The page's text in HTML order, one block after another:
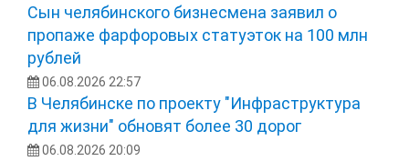
Сын челябинского бизнесмена заявил о
пропаже фарфоровых статуэток на 100 млн
рублей
06.08.2026 22:57
В Челябинске по проекту "Инфраструктура
для жизни" обновят более 30 дорог
06.08.2026 20:09